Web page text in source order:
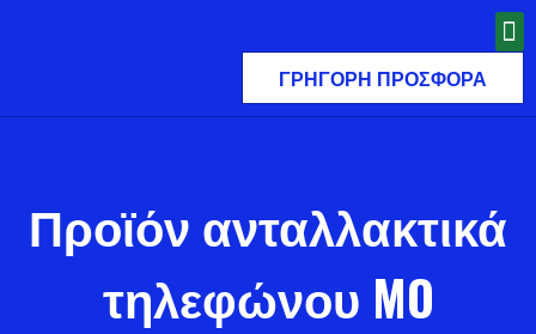
ΓΡΉΓΟΡΗ ΠΡΟΣΦΟΡΆ
Προϊόν ανταλλακτικά
τηλεφώνου MO